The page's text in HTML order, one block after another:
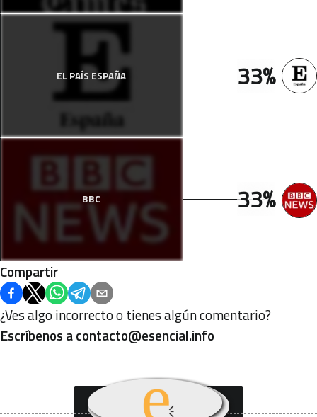
EL PAÍS ESPAÑA
BBC
33%
33%
Compartir
¿Ves algo incorrecto o tienes algún comentario?
Escríbenos acontacto@esencial.info
¿Quieres recibir